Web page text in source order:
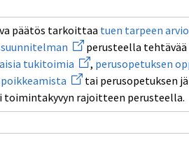
päätös tarkoittaa tuen tarpeen
Avaa
uuden
ikkunan
sivulle
tuen
toteuttamissuunnitelman
perusteella
tukitoimia Avaa
uuden
ikkunan
sivulle
oppilaskohtaisia
tukitoimia
, perusopetuksen
Avaa
uuden
ikkunan
sivulle
oppimäärästä
tai perusopetuksen
toimintakyvyn rajoitteen perusteella.